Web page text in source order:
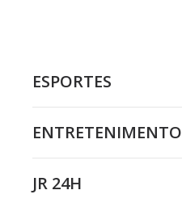
ESPORTES
ENTRETENIMENTO
JR 24H